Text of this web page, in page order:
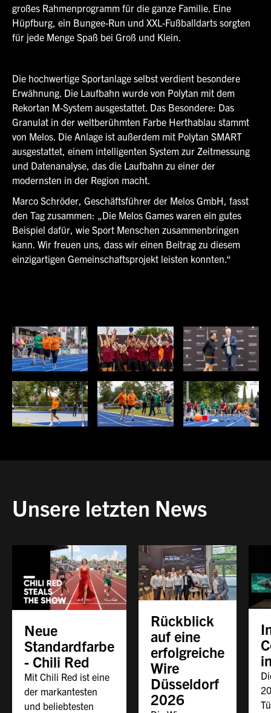
großes Rahmenprogramm für die ganze Familie. Eine
Hüpfburg, ein Bungee-Run und XXL-Fußballdarts sorgten
für jede Menge Spaß bei Groß und Klein.
Die hochwertige Sportanlage selbst verdient besondere
Erwähnung. Die Laufbahn wurde von Polytan mit dem
Rekortan M-System ausgestattet. Das Besondere: Das
Granulat in der weltberühmten Farbe Herthablau stammt
von Melos. Die Anlage ist außerdem mit Polytan SMART
ausgestattet, einem intelligenten System zur Zeitmessung
und Datenanalyse, das die Laufbahn zu einer der
modernsten in der Region macht.
Marco Schröder, Geschäftsführer der Melos GmbH, fasst
den Tag zusammen: „Die Melos Games waren ein gutes
Beispiel dafür, wie Sport Menschen zusammenbringen
kann. Wir freuen uns, dass wir einen Beitrag zu diesem
einzigartigen Gemeinschaftsprojekt leisten konnten.“
Unsere letzten News
Neue
Standardfarbe
- Chili Red
Mit Chili Red ist eine
der markantesten
und beliebtesten
Rückblick
auf eine
erfolgreiche
Wire
Düsseldorf
2026